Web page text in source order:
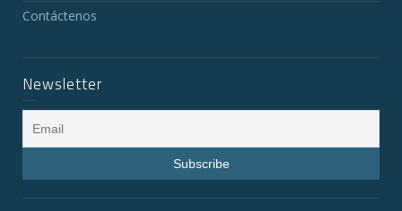
Contáctenos
Newsletter